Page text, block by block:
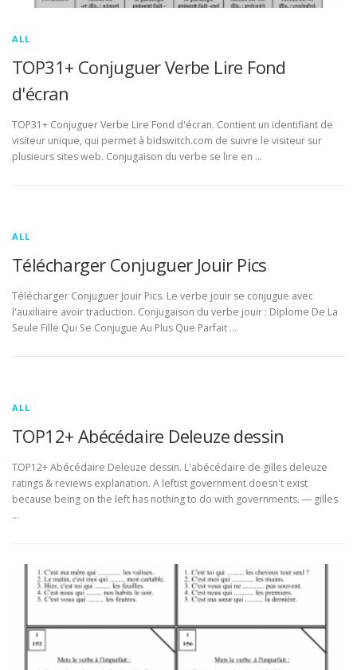
ALL
TOP31+ Conjuguer Verbe Lire Fond
d'écran
TOP31+ Conjuguer Verbe Lire Fond d'écran. Contient un identifiant de
visiteur unique, qui permet à bidswitch.com de suivre le visiteur sur
plusieurs sites web. Conjugaison du verbe se lire en …
ALL
Télécharger Conjuguer Jouir Pics
Télécharger Conjuguer Jouir Pics. Le verbe jouir se conjugue avec
l'auxiliaire avoir traduction. Conjugaison du verbe jouir : Diplome De La
Seule Fille Qui Se Conjugue Au Plus Que Parfait …
ALL
TOP12+ Abécédaire Deleuze dessin
TOP12+ Abécédaire Deleuze dessin. L'abécédaire de gilles deleuze
ratings & reviews explanation. A leftist government doesn't exist
because being on the left has nothing to do with governments. ― gilles
…